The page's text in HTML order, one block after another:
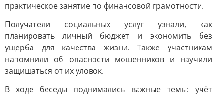
практическое занятие по финансовой грамотности.
Получатели социальных услуг узнали, как
планировать личный бюджет и экономить без
ущерба для качества жизни. Также участникам
напомнили об опасности мошенников и научили
защищаться от их уловок.
В ходе беседы поднимались важные темы: учёт